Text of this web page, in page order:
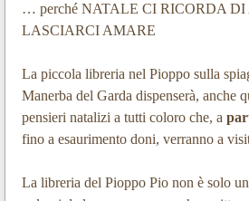
… perché NATALE CI RICORDA
LASCIARCI AMARE
La piccola libreria nel Pioppo sulla
Manerba del Garda dispenserà, anche
pensieri natalizi a tutti coloro che, a
fino a esaurimento doni, verranno a
La libreria del Pioppo Pio non è solo